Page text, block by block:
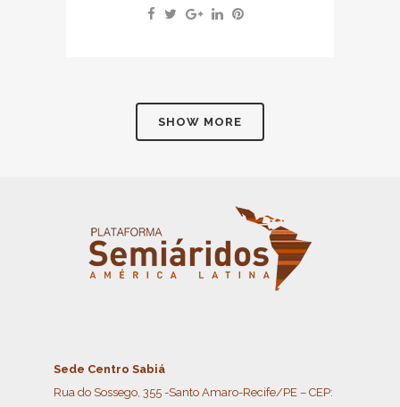
SHOW MORE
Sede Centro Sabiá
Rua do Sossego, 355 -Santo Amaro-Recife/PE – CEP: